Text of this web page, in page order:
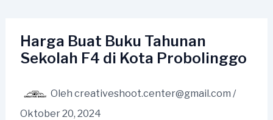
kontenHarga Buat Buku Tahunan
Sekolah F4 di Kota Probolinggo
Oleh creativeshoot.center@gmail.com /
Oktober 20, 2024